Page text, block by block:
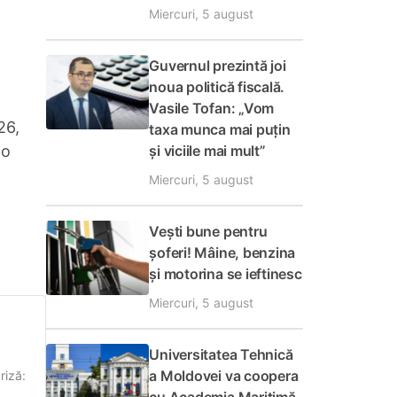
Miercuri, 5 august
Guvernul prezintă joi
noua politică fiscală.
Vasile Tofan: „Vom
taxa munca mai puțin
și viciile mai mult”
Miercuri, 5 august
Vești bune pentru
șoferi! Mâine, benzina
și motorina se ieftinesc
Miercuri, 5 august
Universitatea Tehnică
a Moldovei va coopera